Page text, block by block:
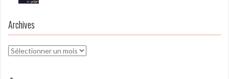
Archives
Archives